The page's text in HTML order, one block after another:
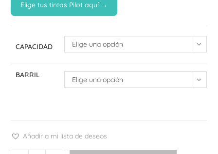
Elige tus tintas Pilot aquí →
CAPACIDAD Elige una opción
BARRIL
Elige una opción
Añadir a mi lista de deseos